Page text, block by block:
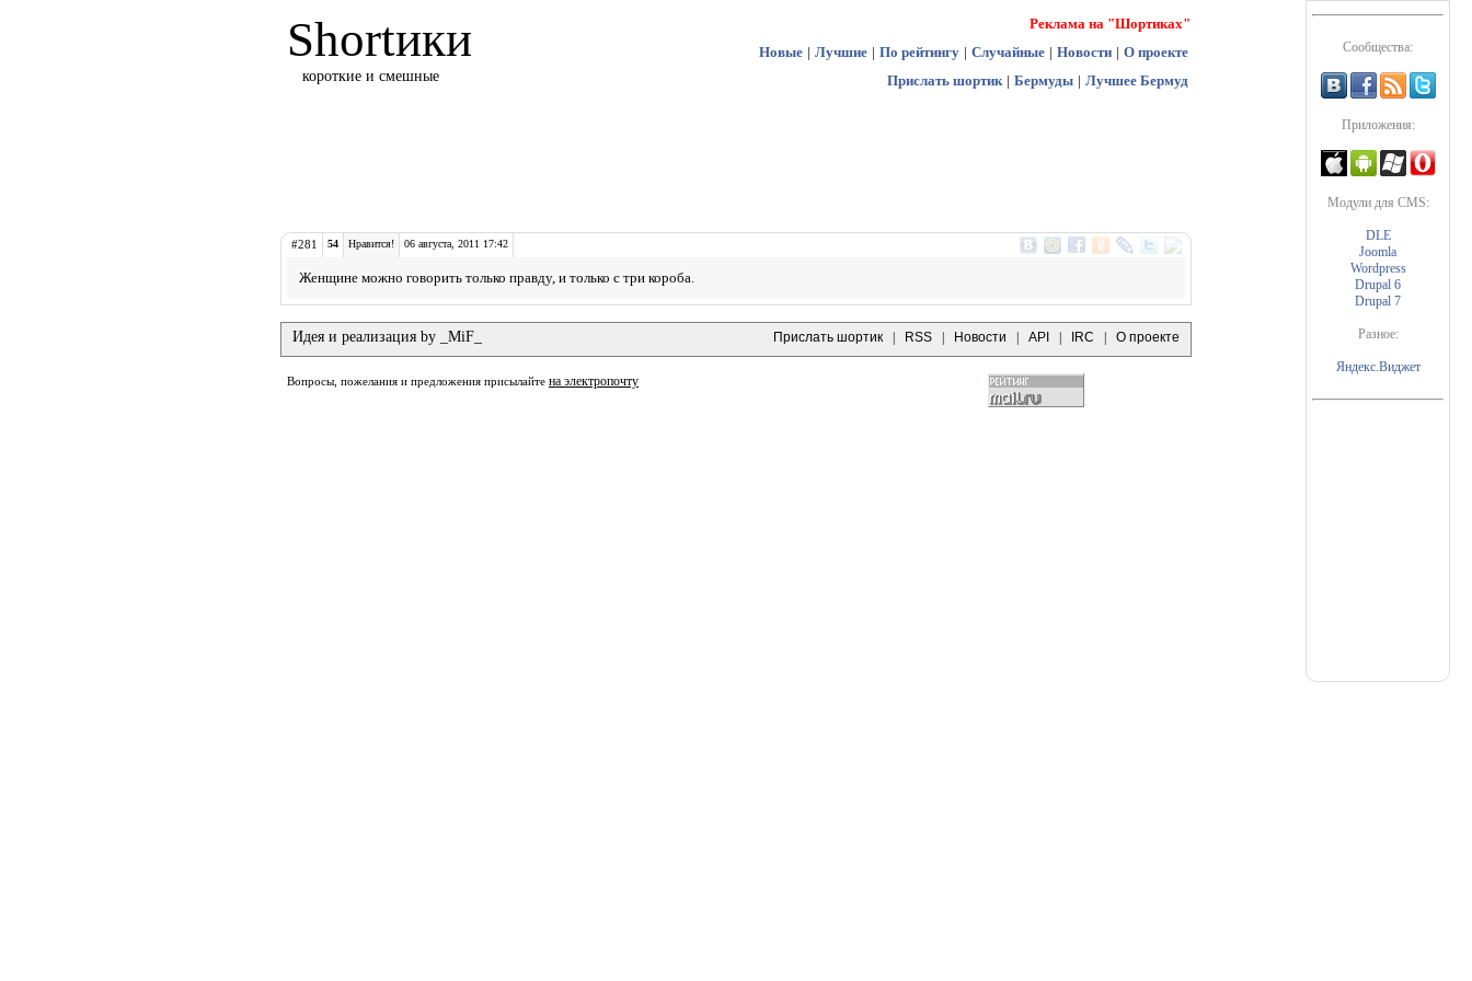
Сообщества:
Приложения:
Модули для CMS:
DLE
Joomla
Wordpress
Drupal 6
Drupal 7
Разное:
Яндекс.Виджет
Shortики
Реклама на "Шортиках"
Новые | Лучшие | По рейтингу | Случайные | Новости | О проекте
Прислать шортик | Бермуды | Лучшее Бермуд
короткие и смешные
#281 54 Нравится! 06 августа, 2011 17:42
Женщине можно говорить только правду, и только с три короба.
Идея и реализация by _MiF_ Прислать шортик RSS Новости API IRC О проекте
Вопросы, пожелания и предложения присылайте на электропочту